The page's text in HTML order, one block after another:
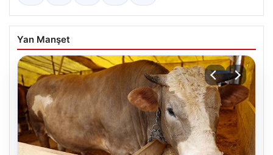
Yan Manşet